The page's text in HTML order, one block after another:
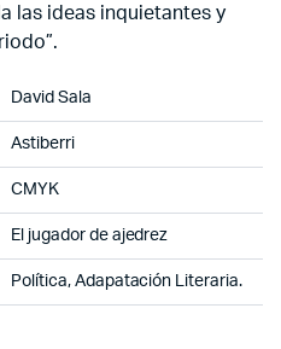
las ideas inquietantes y
David Sala
Astiberri
CMYK
El jugador de ajedrez
Política, Adapatación Literaria.